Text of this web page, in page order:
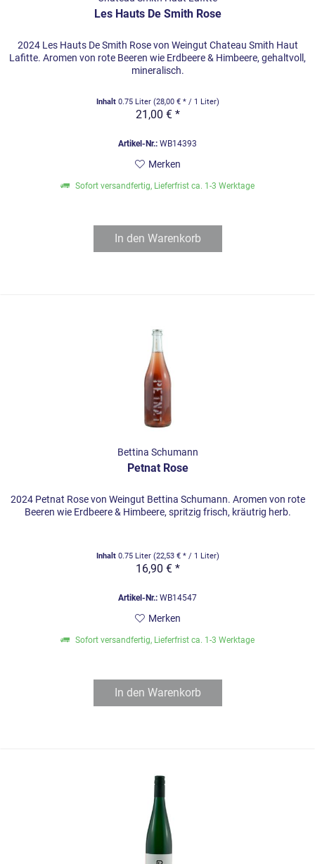
Les Hauts De Smith Rose
2024 Les Hauts De Smith Rose von Weingut Chateau Smith Haut
Lafitte. Aromen von rote Beeren wie Erdbeere & Himbeere, gehaltvoll,
mineralisch.
Inhalt 0.75 Liter (28,00 € * / 1 Liter)
21,00 € *
Artikel-Nr.: WB14393
Merken
Sofort versandfertig, Lieferfrist ca. 1-3 Werktage
In den Warenkorb
Bettina Schumann
Petnat Rose
2024 Petnat Rose von Weingut Bettina Schumann. Aromen von rote
Beeren wie Erdbeere & Himbeere, spritzig frisch, kräutrig herb.
Inhalt 0.75 Liter (22,53 € * / 1 Liter)
16,90 € *
Artikel-Nr.: WB14547
Merken
Sofort versandfertig, Lieferfrist ca. 1-3 Werktage
In den Warenkorb